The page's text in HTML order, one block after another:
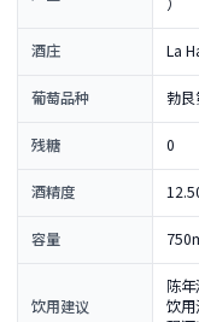
酒庄 La
葡萄品种 勃
残糖 0
酒精度
容量
饮用建议
陈
饮